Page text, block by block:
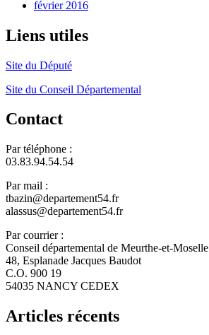
février 2016
Liens utiles
Site du Député
Site du Conseil Départemental
Contact
Par téléphone :
03.83.94.54.54
Par mail :
tbazin@departement54.fr
alassus@departement54.fr
Par courrier :
Conseil départemental de Meurthe-et-Moselle
48, Esplanade Jacques Baudot
C.O. 900 19
54035 NANCY CEDEX
Articles récents